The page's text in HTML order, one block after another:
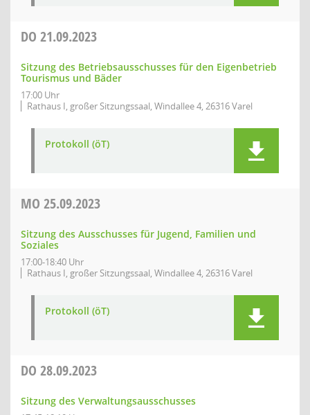
DO 21.09.2023
Sitzung des Betriebsausschusses für den Eigenbetrieb
Tourismus und Bäder
17:00 Uhr
Rathaus I, großer Sitzungssaal, Windallee 4, 26316 Varel
Protokoll (öT)
MO 25.09.2023
Sitzung des Ausschusses für Jugend, Familien und
Soziales
17:00-18:40 Uhr
Rathaus I, großer Sitzungssaal, Windallee 4, 26316 Varel
Protokoll (öT)
DO 28.09.2023
Sitzung des Verwaltungsausschusses